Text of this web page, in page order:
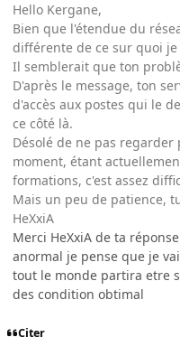
Hello Kergane,
Bien que l'étendue du
différente de ce sur quoi je
Il semblerait que ton
D'après le message, ton
d'accès aux postes qui le
ce côté là.
Désolé de ne pas
moment, étant
formations, c'est assez
Mais un peu de patience,
HeXxiA
Merci HeXxiA de ta
anormal je pense que je
tout le monde partira etre
des condition obtimal
Citer